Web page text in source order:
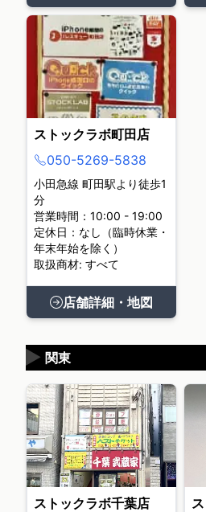
ストックラボ町田店
050-5269-5838
小田急線 町田駅より徒歩1
分
営業時間：10:00 - 19:00
定休日：なし（臨時休業・
年末年始を除く）
取扱商材: すべて
店舗詳細・地図
関東
▶
ストックラボ千葉店